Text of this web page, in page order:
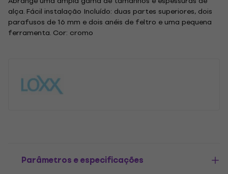
alça. Fácil instalação Incluído: duas partes superiores, dois
parafusos de 16 mm e dois anéis de feltro e uma pequena
ferramenta. Cor: cromo
Parâmetros e especificações